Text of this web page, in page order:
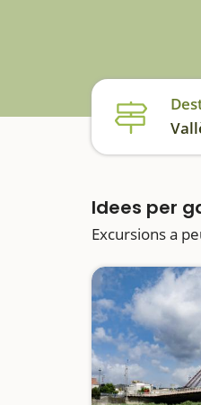
Idees per
Excursions a